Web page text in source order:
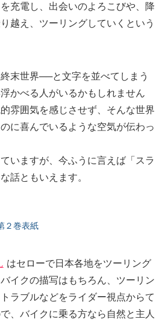
充電し、出会いのよろこびや、降
越え、ツーリングしていくという
末世界──と文字を並べてしまう
かべる人がいるかもしれません
雰囲気を感じさせず、そんな世界
に喜んでいるような空気が伝わっ
いますが、今ふうに言えば「スラ
話ともいえます。
２巻表紙
はセローで日本各地をツーリング
イクの描写はもちろん、ツーリン
ラブルなどをライダー視点からて
、バイクに乗る方なら自然と主人